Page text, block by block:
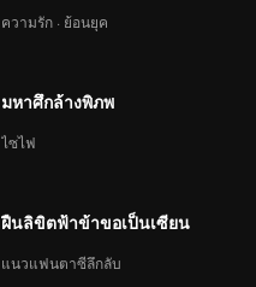
ความรัก · ย้อนยุค
มหาศึกล้างพิภพ
ไซไฟ
ฝืนลิขิตฟ้าข้าขอเป็นเซียน
แนวแฟนตาซีลึกลับ